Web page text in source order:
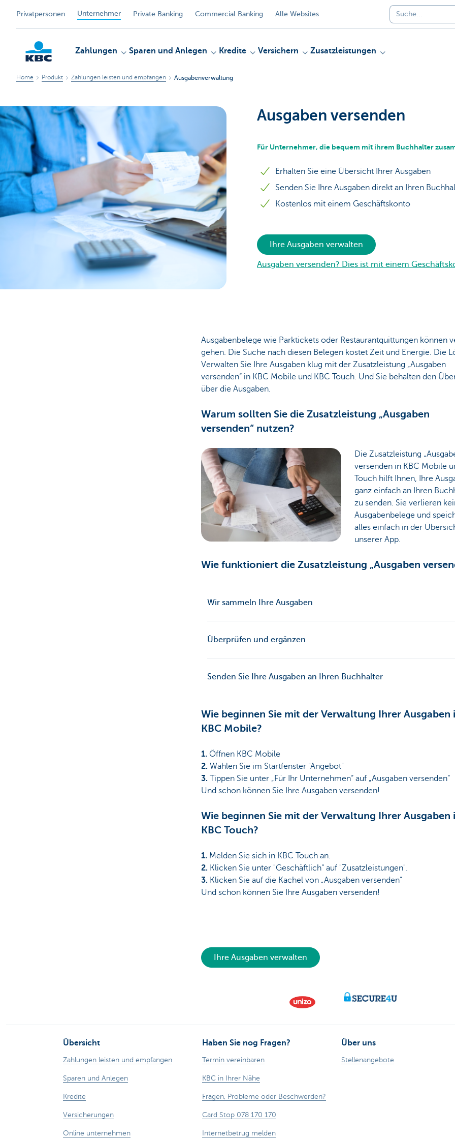
Privatpersonen Unternehmer Private Banking Commercial Banking Alle Websites
KBC
Unternehmer
Zahlungen Sparen und Anlegen Kredite Versichern Zusatzleistungen
Home Produkt Zahlungen leisten und empfangen Ausgabenverwaltung
Ausgaben versenden
Für Unternehmer, die bequem mit ihrem Buchhalter
Erhalten Sie eine Übersicht Ihrer Ausgaben
Senden Sie Ihre Ausgaben direkt an Ihren
Kostenlos mit einem Geschäftskonto
Ihre Ausgaben verwalten
Ausgaben versenden? Dies ist mit einem
Ausgabenbelege wie Parktickets oder Restaurantquittungen können
gehen. Die Suche nach diesen Belegen kostet Zeit und Energie. Die
Verwalten Sie Ihre Ausgaben klug mit der Zusatzleistung „Ausgaben
versenden“ in KBC Mobile und KBC Touch. Und Sie behalten den
über die Ausgaben.
Warum sollten Sie die Zusatzleistung „Ausgaben
versenden“ nutzen?
Die Zusatzleistung
versenden in KBC Mobile
Touch hilft Ihnen, Ihre
ganz einfach an Ihren
zu senden. Sie verlieren
Ausgabenbelege und
alles einfach in der
unserer App.
Wie funktioniert die Zusatzleistung „Ausgaben
Wir sammeln Ihre Ausgaben
Überprüfen und ergänzen
Senden Sie Ihre Ausgaben an Ihren Buchhalter
Wie beginnen Sie mit der Verwaltung Ihrer Ausgaben
KBC Mobile?
1. Öffnen KBC Mobile
2. Wählen Sie im Startfenster "Angebot"
3. Tippen Sie unter „Für Ihr Unternehmen“ auf „Ausgaben versenden“
Und schon können Sie Ihre Ausgaben versenden!
Wie beginnen Sie mit der Verwaltung Ihrer Ausgaben
KBC Touch?
1. Melden Sie sich in KBC Touch an.
2. Klicken Sie unter "Geschäftlich" auf "Zusatzleistungen".
3. Klicken Sie auf die Kachel von „Ausgaben versenden“
Und schon können Sie Ihre Ausgaben versenden!
Ihre Ausgaben verwalten
Übersicht
Zahlungen leisten und empfangen
Sparen und Anlegen
Kredite
Versicherungen
Online unternehmen
Haben Sie nog Fragen?
Termin vereinbaren
KBC in Ihrer Nähe
Fragen, Probleme oder Beschwerden?
Card Stop 078 170 170
Internetbetrug melden
Über uns
Stellenangebote